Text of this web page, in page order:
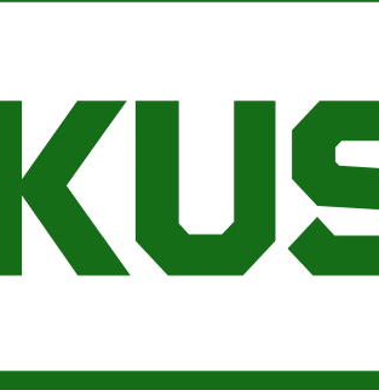
(medizinisches)
in Thailand erlaubt?
eine Cannabis-Pflanze im eigenen Garten